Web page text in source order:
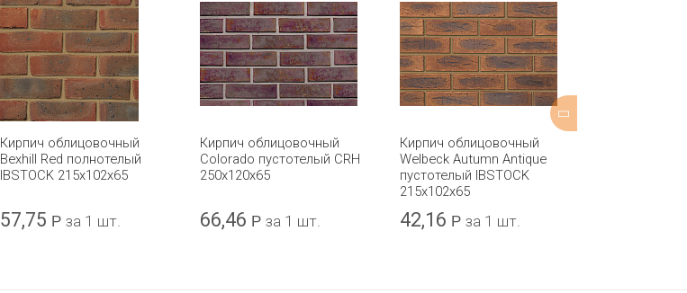
Кирпич облицовочный
Bexhill Red полнотелый
IBSTOCK 215x102x65
57,75 Р за 1 шт.
Кирпич облицовочный
Colorado пустотелый CRH
250x120x65
66,46 Р за 1 шт.
Кирпич облицовочный
Welbeck Autumn Antique
пустотелый IBSTOCK
215x102x65
42,16 Р за 1 шт.